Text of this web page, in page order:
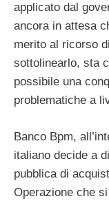
applicato dal
ancora in attesa
merito al ricorso
sottolinearlo, sta
possibile una
problematiche a
Banco Bpm,
italiano decide a
pubblica di
Operazione che